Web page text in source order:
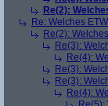
Re(2):
Re: Welches
Re(2):
Re(3):
Re(4):
Re(3):
Re(3):
Re(4):